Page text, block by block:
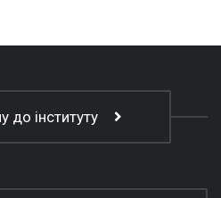
до інституту